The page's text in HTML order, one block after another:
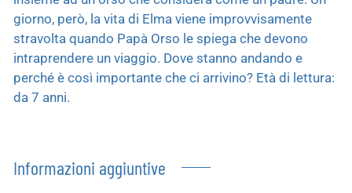
giorno, però, la vita di Elma viene improvvisamente
stravolta quando Papà Orso le spiega che devono
intraprendere un viaggio. Dove stanno andando e
perché è così importante che ci arrivino? Età di lettura:
da 7 anni.
Informazioni aggiuntive